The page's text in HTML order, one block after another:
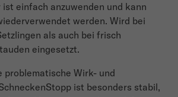
einfach anzuwenden und kann
werden. Wird bei
als auch bei frisch
eingesetzt.
problematische Wirk- und
ist besonders stabil,